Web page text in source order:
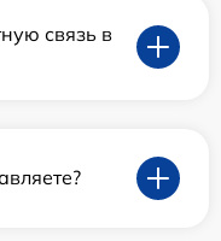
связь в